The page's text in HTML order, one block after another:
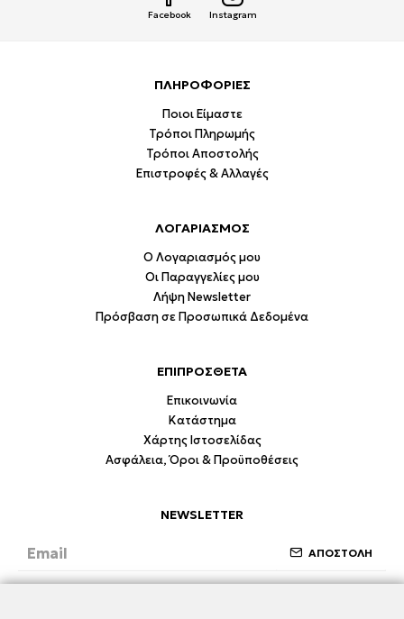
Facebook Instagram
ΠΛΗΡΟΦΟΡΙΕΣ
Ποιοι Είμαστε
Τρόποι Πληρωμής
Τρόποι Αποστολής
Επιστροφές & Αλλαγές
ΛΟΓΑΡΙΑΣΜΟΣ
Ο Λογαριασμός μου
Οι Παραγγελίες μου
Λήψη Newsletter
Πρόσβαση σε Προσωπικά Δεδομένα
ΕΠΙΠΡΟΣΘΕΤΑ
Επικοινωνία
Κατάστημα
Χάρτης Ιστοσελίδας
Ασφάλεια, Όροι & Προϋποθέσεις
NEWSLETTER
ΑΠΟΣΤΟΛΗ